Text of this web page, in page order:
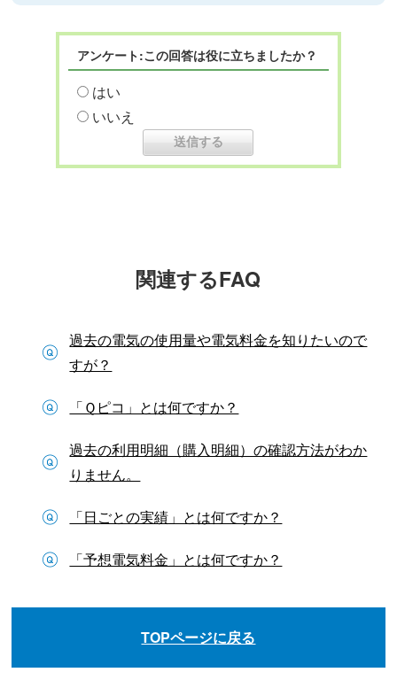
アンケート:この回答は役に立ちましたか？
はい
いいえ
関連するFAQ
過去の電気の使用量や電気料金を知りたいので
すが？
「Ｑピコ」とは何ですか？
過去の利用明細（購入明細）の確認方法がわか
りません。
「日ごとの実績」とは何ですか？
「予想電気料金」とは何ですか？
TOPページに戻る